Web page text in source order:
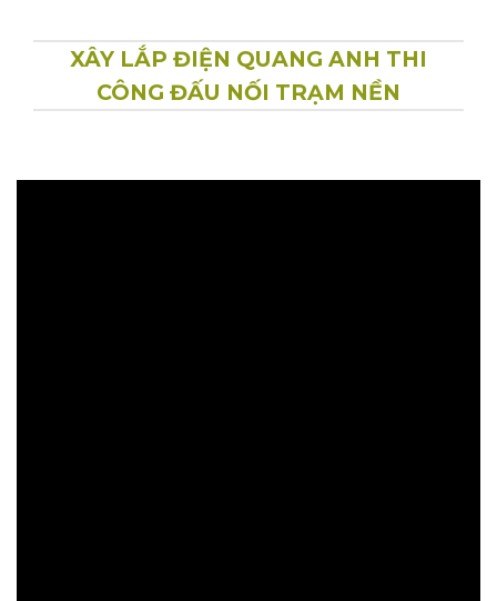
XÂY LẮP ĐIỆN QUANG ANH THI
CÔNG ĐẤU NỐI TRẠM NỀN